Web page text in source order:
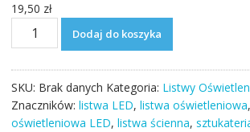
19,50 zł
ilość
XPS
PO08
Dodaj do koszyka
SKU: Brak danych Kategoria: Listwy
Znaczników: listwa LED, listwa oświetleniowa,
oświetleniowa LED, listwa ścienna,